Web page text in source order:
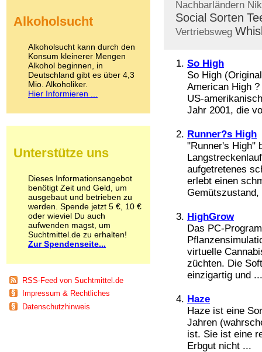
Nachbarländern
Social Sorten
Vertriebsweg
So High
So High
American High
US-
Jahr 2001, die
Runner?s High
"Runner's High"
aufgetretenes
erlebt einen
HighGrow
Das PC-
virtuelle
züchten. Die
einzigartig und ...
Haze
Haze ist eine
Jahren
ist. Sie ist eine
Erbgut nicht ...
Kokain
LSD
Marihuana
Medikamente
Meskalin
Metamphetamin
Methadon
Pilze
Psychopharmaka
Schlafmittel
Schmerzmittel
Schnüffelstoffe
Spice
Sucht / Süchte
Alkoholsucht
Co-Abhängigkeit
Computersucht
Ess-Brechsucht
Essstörungen
Fernsehsucht
Alkoholsucht
Alkoholsucht kann durch den
Konsum kleinerer Mengen
Alkohol beginnen, in
Deutschland gibt es über 4,3
Mio. Alkoholiker.
Hier Informieren ...
Unterstütze uns
Dieses Informationsangebot
benötigt Zeit und Geld, um
ausgebaut und betrieben zu
werden. Spende jetzt 5 €, 10 €
oder wieviel Du auch
aufwenden magst, um
Suchtmittel.de zu erhalten!
Zur Spendenseite...
RSS-Feed von Suchtmittel.de
Impressum & Rechtliches
Datenschutzhinweis